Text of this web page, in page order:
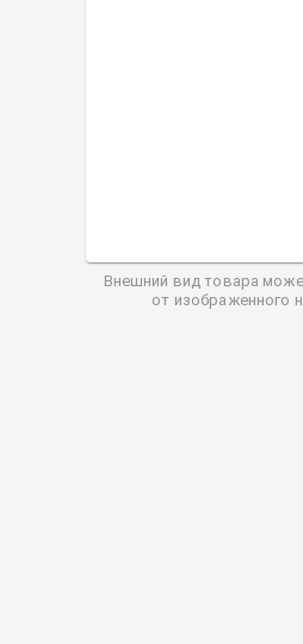
Внешний вид товара
от изображенного